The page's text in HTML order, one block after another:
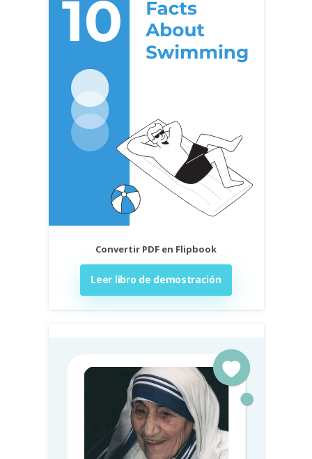
Convertir PDF en Flipbook
Leer libro de demostración